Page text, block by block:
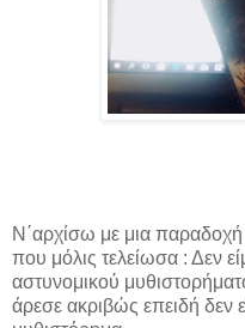
Ν΄αρχίσω με μια παραδοχή
που μόλις τελείωσα : Δεν
αστυνομικού
άρεσε ακριβώς επειδή δεν